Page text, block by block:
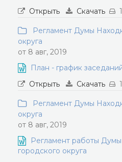
Открыть
Скачать
Регламент Думы
округа
от 8 авг, 2019
План - график
Открыть
Скачать
Регламент Думы
округа
от 8 авг, 2019
Регламент работы
городского округа